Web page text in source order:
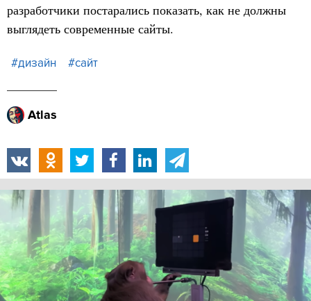
разработчики постарались показать, как не должны
выглядеть современные сайты.
#дизайн #сайт
Atlas